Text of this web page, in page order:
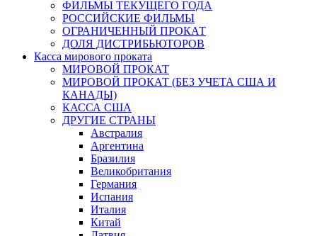
ФИЛЬМЫ ТЕКУЩЕГО ГОДА
РОССИЙСКИЕ ФИЛЬМЫ
ОГРАНИЧЕННЫЙ ПРОКАТ
ДОЛЯ ДИСТРИБЬЮТОРОВ
Касса мирового проката
МИРОВОЙ ПРОКАТ
МИРОВОЙ ПРОКАТ (БЕЗ УЧЕТА США И
КАНАДЫ)
КАССА США
ДРУГИЕ СТРАНЫ
Австралия
Аргентина
Бразилия
Великобритания
Германия
Испания
Италия
Китай